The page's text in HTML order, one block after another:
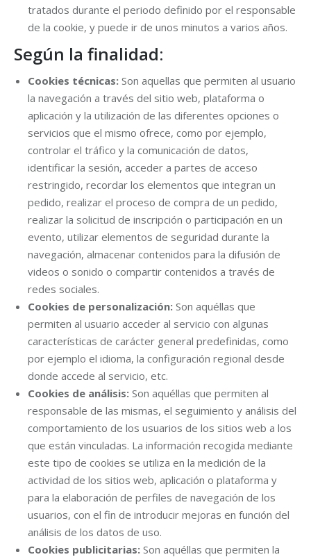
tratados durante el periodo definido por el responsable
de la cookie, y puede ir de unos minutos a varios años.
Según la finalidad:
Cookies técnicas: Son aquellas que permiten al usuario
la navegación a través del sitio web, plataforma o
aplicación y la utilización de las diferentes opciones o
servicios que el mismo ofrece, como por ejemplo,
controlar el tráfico y la comunicación de datos,
identificar la sesión, acceder a partes de acceso
restringido, recordar los elementos que integran un
pedido, realizar el proceso de compra de un pedido,
realizar la solicitud de inscripción o participación en un
evento, utilizar elementos de seguridad durante la
navegación, almacenar contenidos para la difusión de
videos o sonido o compartir contenidos a través de
redes sociales.
Cookies de personalización: Son aquéllas que
permiten al usuario acceder al servicio con algunas
características de carácter general predefinidas, como
por ejemplo el idioma, la configuración regional desde
donde accede al servicio, etc.
Cookies de análisis: Son aquéllas que permiten al
responsable de las mismas, el seguimiento y análisis del
comportamiento de los usuarios de los sitios web a los
que están vinculadas. La información recogida mediante
este tipo de cookies se utiliza en la medición de la
actividad de los sitios web, aplicación o plataforma y
para la elaboración de perfiles de navegación de los
usuarios, con el fin de introducir mejoras en función del
análisis de los datos de uso.
Cookies publicitarias: Son aquéllas que permiten la